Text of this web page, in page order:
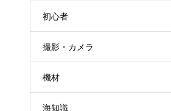
初心者
撮影・カメラ
機材
海知識